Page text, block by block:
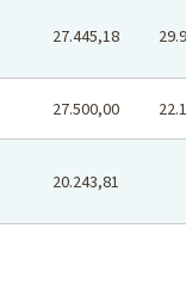
27.445,18
27.500,00
20.243,81